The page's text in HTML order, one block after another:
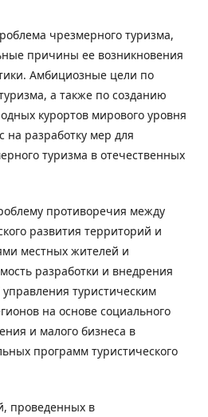
чрезмерного туризма,
причины ее возникновения
Амбициозные цели по
а также по созданию
курортов мирового уровня
на разработку мер для
туризма в отечественных
противоречия между
развития территорий и
местных жителей и
разработки и внедрения
туристическим
на основе социального
и малого бизнеса в
программ туристического
проведенных в